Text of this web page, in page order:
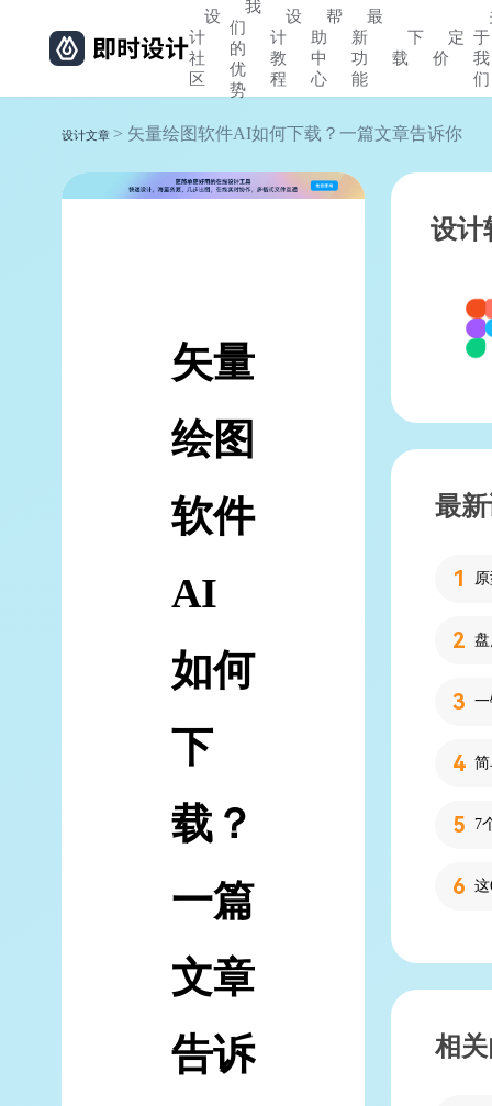
设
计
社
区
我
们
的
优
势
设
计
教
程
帮
助
中
心
最
新
功
能
下
载
定
价
于
我
们
设计文章 > 矢量绘图软件AI如何下载？一篇文章告诉你
矢量
绘图
软件
AI
如何
下
载？
一篇
文章
告诉
设计
最
7
相